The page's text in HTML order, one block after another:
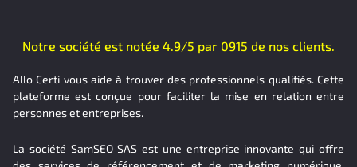
Notre société est notée 4.9/5 par 0915 de nos clients.
Allo Certi vous aide à trouver des professionnels qualifiés. Cette
plateforme est conçue pour faciliter la mise en relation entre
personnes et entreprises.
La société SamSEO SAS est une entreprise innovante qui offre